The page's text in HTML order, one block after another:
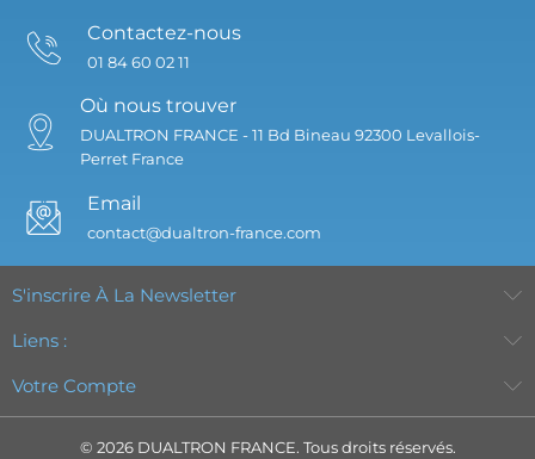
Contactez-nous
01 84 60 02 11
Où nous trouver
DUALTRON FRANCE - 11 Bd Bineau 92300 Levallois-
Perret France
Email
contact@dualtron-france.com
S'inscrire À La Newsletter
Liens :
Votre Compte
© 2026 DUALTRON FRANCE. Tous droits réservés.